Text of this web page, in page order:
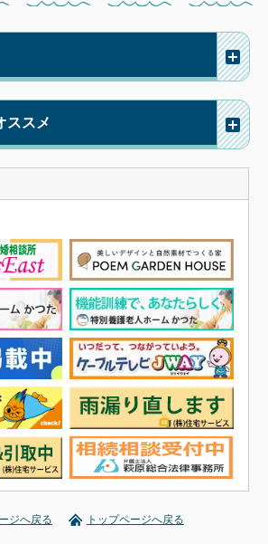
ススメ
ジへ戻る トップページへ戻る